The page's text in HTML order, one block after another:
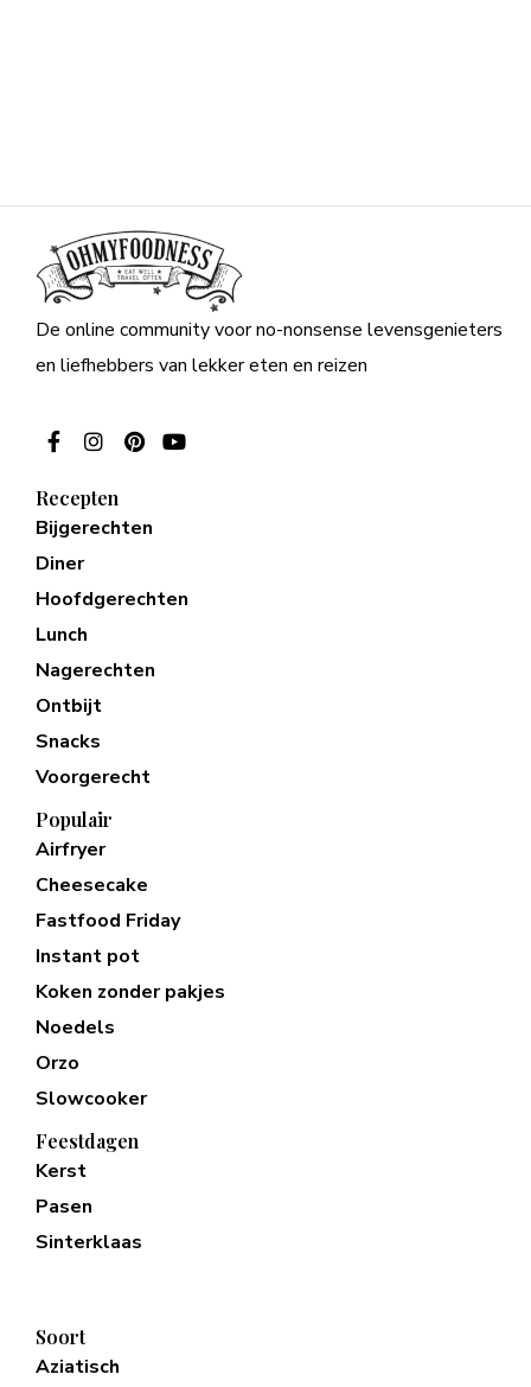
De online community voor no-nonsense levensgenieters
en liefhebbers van lekker eten en reizen
Recepten
Bijgerechten
Diner
Hoofdgerechten
Lunch
Nagerechten
Ontbijt
Snacks
Voorgerecht
Populair
Airfryer
Cheesecake
Fastfood Friday
Instant pot
Koken zonder pakjes
Noedels
Orzo
Slowcooker
Feestdagen
Kerst
Pasen
Sinterklaas
Soort
Aziatisch